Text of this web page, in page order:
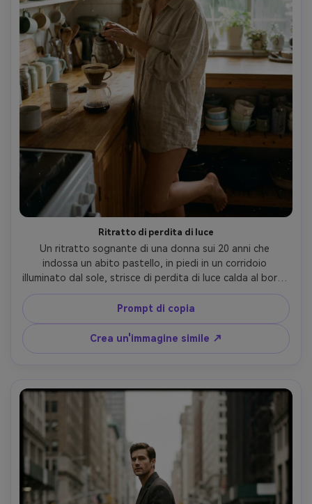
Ritratto di perdita di luce
Un ritratto sognante di una donna sui 20 anni che
indossa un abito pastello, in piedi in un corridoio
illuminato dal sole, strisce di perdita di luce calda al bordo
della cornice, grana fine, neri sbiaditi, leggera foschia di
film, highlights morbidi, scattato su Minolta X-700,
obiettivo da 85 mm, sorriso delicato, umore romantico
editoriale, trama realistica della pelle, look di film
scansionato con polvere sottile- -ar 4:5
Prompt di copia
Crea un'immagine simile ↗